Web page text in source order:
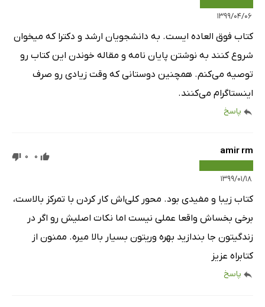
۱۳۹۹/۰۴/۰۶
کتاب فوق العاده ایست. به دانشجویان ارشد و دکترا که میخوان
شروع کنند به نوشتن پایان نامه و مقاله خوندن این کتاب رو
توصیه می‌کنم. همچنین دوستانی که وقت زیادی رو صرف
اینستاگرام می‌کنند.
پاسخ
amir rm
۱۳۹۹/۰۱/۱۸
0
0
کتاب زیبا و مفیدی بود. محور کلی‌اش کار کردن با تمرکز بالاست،
برخی بخساش واقعا عملی نیست اما نکات اصلیش رو اگر در
زندگیتون جا بندازید بهره وریتون بسیار بالا میره. ممنون از
کتابراه عزیز
پاسخ